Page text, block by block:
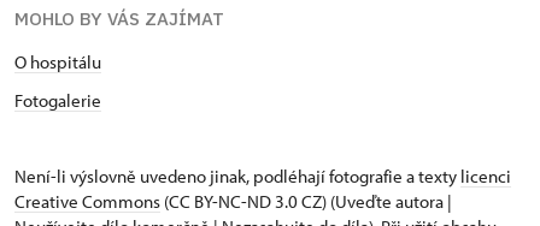
MOHLO BY VÁS ZAJÍMAT
O hospitálu
Fotogalerie
Není-li výslovně uvedeno jinak, podléhají fotografie a texty licenci
Creative Commons (CC BY-NC-ND 3.0 CZ) (Uveďte autora |